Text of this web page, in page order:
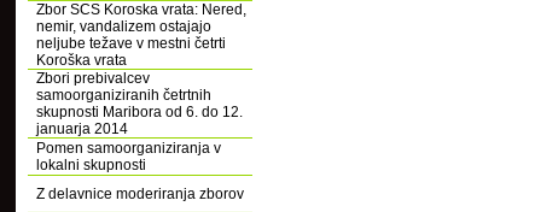
Zbor SCS Koroska vrata: Nered,
nemir, vandalizem ostajajo
neljube težave v mestni četrti
Koroška vrata
Zbori prebivalcev
samoorganiziranih četrtnih
skupnosti Maribora od 6. do 12.
januarja 2014
Pomen samoorganiziranja v
lokalni skupnosti
Z delavnice moderiranja zborov